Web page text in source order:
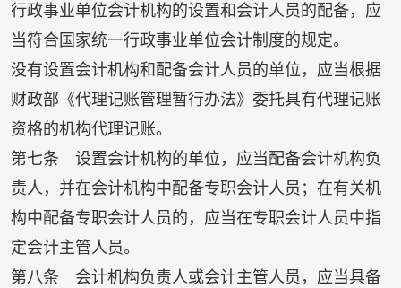
行政事业单位会计机构的设置和会计人员的配备，应
当符合国家统一行政事业单位会计制度的规定。
没有设置会计机构和配备会计人员的单位，应当根据
财政部《代理记账管理暂行办法》委托具有代理记账
资格的机构代理记账。
第七条 设置会计机构的单位，应当配备会计机构负
责人，并在会计机构中配备专职会计人员；在有关机
构中配备专职会计人员的，应当在专职会计人员中指
定会计主管人员。
第八条 会计机构负责人或会计主管人员，应当具备